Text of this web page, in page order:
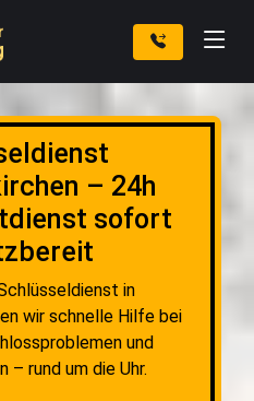
– 24h
sofort
in
wir schnelle Hilfe bei
und
– rund um die Uhr.